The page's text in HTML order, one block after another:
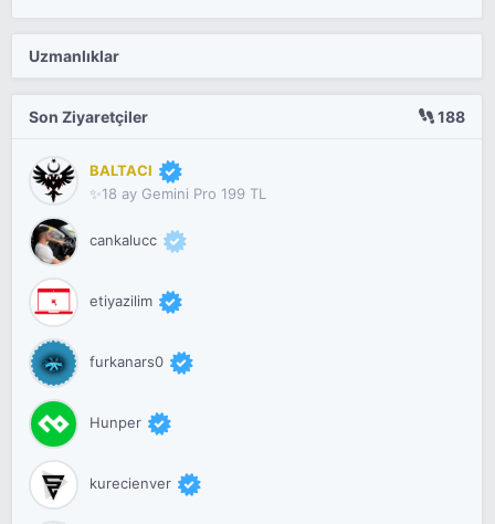
Uzmanlıklar
Son Ziyaretçiler 188
BALTACI
✨18 ay Gemini Pro 199 TL
cankalucc
etiyazilim
furkanars0
Hunper
kurecienver